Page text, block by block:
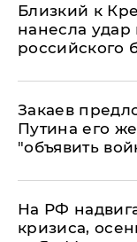
Близкий к
нанесла
российского
Закаев
Путина его
"объявить
На РФ
кризиса,